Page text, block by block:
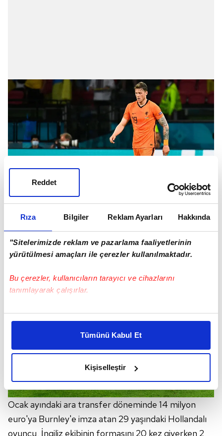
Rıza Bilgiler Reklam Ayarları Hakkında
"Sitelerimizde reklam ve pazarlama faaliyetlerinin
yürütülmesi amaçları ile çerezler kullanılmaktadır.
Bu çerezler, kullanıcıların tarayıcı ve cihazlarını
tanımlayarak çalışırlar.
Bu çerezlere izin vermeniz halinde sizlere özel
daha iyi reklam deneyimi yaşatabiliriz. Bunu yaparken
amacımızın size daha iyi bir reklam deneyimi sunmak
elimizden gelen çabayı gösterdiğimizi ve bu noktada,
kalemimiz olduğunu sizlere hatırlatmak isteriz.
Her halükârda, kullanıcılar, bu çerezlere izin vermedikleri
takdirde, kullanıcılara hedefli reklamlar
Tümünü Kabul Et
Kişiselleştir
Reddet
Sezona Wolfsburg'da başlayan Weghorst,
Bundesliga'da çıktığı 18 maçta 6 gol ve 1 asist
kaydetti.
Ocak ayındaki ara transfer döneminde 14 milyon
euro'ya Burnley'e imza atan 29 yaşındaki Hollandalı
oyuncu, İngiliz ekibinin formasını 20 kez giyerken 2